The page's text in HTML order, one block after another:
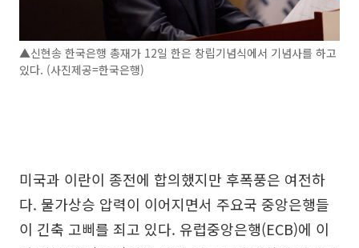
▲신현송 한국은행 총재가 12일 한은 창립기념식에서 기념사를 하고
있다. (사진제공=한국은행)
미국과 이란이 종전에 합의했지만 후폭풍은 여전하
다. 물가상승 압력이 이어지면서 주요국 중앙은행들
이 긴축 고삐를 죄고 있다. 유럽중앙은행(ECB)에 이